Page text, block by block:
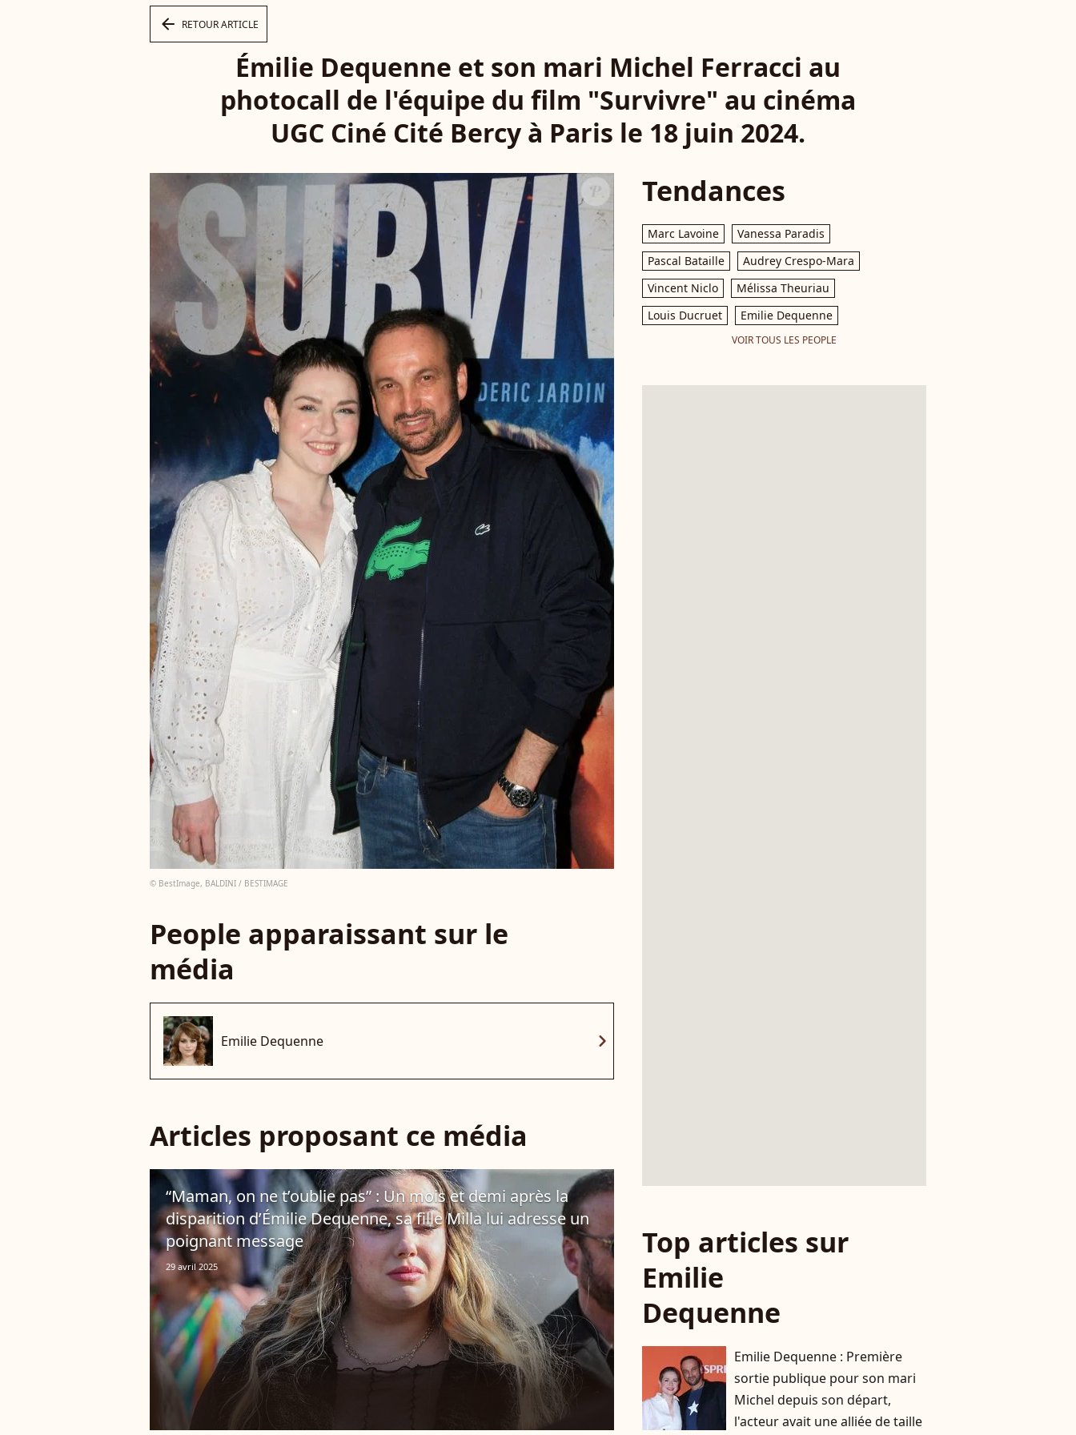
arrow_left RETOUR ARTICLE
Émilie Dequenne et son mari Michel Ferracci au
photocall de l'équipe du film "Survivre" au cinéma
UGC Ciné Cité Bercy à Paris le 18 juin 2024.
© BestImage, BALDINI / BESTIMAGE
People apparaissant sur le
média
Emilie Dequenne chevron_right
Articles proposant ce média
“Maman, on ne t’oublie pas” : Un mois et demi après la
disparition d’Émilie Dequenne, sa fille Milla lui adresse un
poignant message
29 avril 2025
Tendances
Marc Lavoine
Vanessa Paradis
Pascal Bataille
Audrey Crespo-Mara
Vincent Niclo
Mélissa Theuriau
Louis Ducruet
Emilie Dequenne
VOIR TOUS LES PEOPLE
Top articles sur
Emilie
Dequenne
Emilie Dequenne : Première
sortie publique pour son mari
Michel depuis son départ,
l'acteur avait une alliée de taille